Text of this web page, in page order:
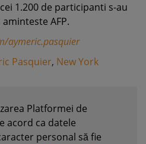
1.200 de participanti s-au
AFP.
aymeric.pasquier
Pasquier, New York
Platformei de
acord ca datele
personal să fie